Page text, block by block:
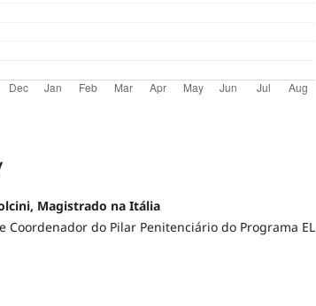
Magistrado na Itália
Coordenador do Pilar Penitenciário do Programa EL